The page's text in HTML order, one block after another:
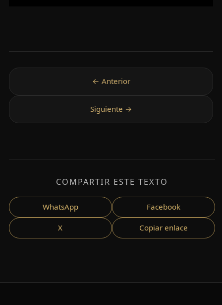
COMPARTIR ESTE TEXTO
WhatsApp Facebook
X Copiar enlace